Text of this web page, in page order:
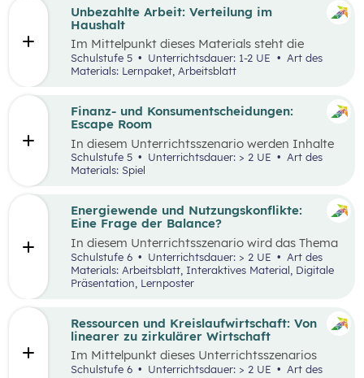
Energiewende und Nutzungskonflikte:
Eine Frage der Balance?
In diesem Unterrichtsszenario wird das Thema
Energiewende und damit einhergehende
Nutzungskonflikte behandelt. Methodisch wird
zuerst mit einem Wimmelbild gearbeitet, auf
dem unterschiedliche Szenen und Darstellungen
einhergehender Konflikte zu finden sind.
Schulstufe 6 Unterrichtsdauer: > 2 UE
Materials: Arbeitsblatt, Interaktives Material, Digitale
Präsentation, Lernposter
Ressourcen und Kreislaufwirtschaft: Von
linearer zu zirkulärer Wirtschaft
Im Mittelpunkt dieses Unterrichtsszenarios
steht ein sprachsensibel aufbereiteter Text zum
Schulstufe 6 Unterrichtsdauer: > 2 UE
Art des
Unbezahlte Arbeit: Verteilung im
Haushalt
Im Mittelpunkt dieses Materials steht die
Auseinandersetzung mit (unbezahlter) Arbeit
und deren Verteilung. Der Schwerpunkt liegt
Beispielen wird an die Lebenswelt der
Schüler:innen angeknüpft, die selbst unbezahlte
Tätigkeiten im Haushalt aufzeichnen und deren
Verteilung reflektieren.
Schulstufe 5 Unterrichtsdauer: 1-2 UE
Materials: Lernpaket, Arbeitsblatt
Finanz- und Konsumentscheidungen:
Escape Room
In diesem Unterrichtsszenario werden Inhalte
desKompetenzbereichs„Leben und
Wirtschaften im eigenen Umfeld“ spielerisch
Kooperation bei der Teamarbeit
zwischenmenschliche Kompetenzen zu stärken
und sogenannte 21
st
Schulstufe 5 Unterrichtsdauer: > 2 UE
Art des
Materials: Spiel
Wissen und entwickeln Fähigkeiten,
Einstellungen und Verhaltensbereitschaften, die
sie in ökonomisch geprägten Lebenssituationen
benötigen. Diese sollen ihnen dabei helfen,
ökonomische Herausforderungen, Aufgaben
und Problemstellungen erkennen, analysieren,